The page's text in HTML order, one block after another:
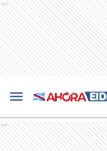
Ads
Ads